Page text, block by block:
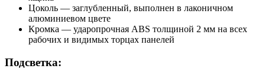
Цоколь — заглубленный, выполнен в лаконичном
алюминиевом цвете
Кромка — ударопрочная ABS толщиной 2 мм на всех
рабочих и видимых торцах панелей
Подсветка: